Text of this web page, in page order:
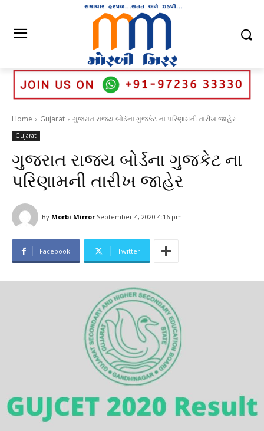
Home Gujarat ગુજરાત રાજ્ય બોર્ડના ગુજકેટ ના પરિણામની તારીખ જાહેર
Gujarat
ગુજરાત રાજ્ય બોર્ડના ગુજકેટ ના
પરિણામની તારીખ જાહેર
By Morbi Mirror September 4, 2020 4:16 pm
Facebook Twitter